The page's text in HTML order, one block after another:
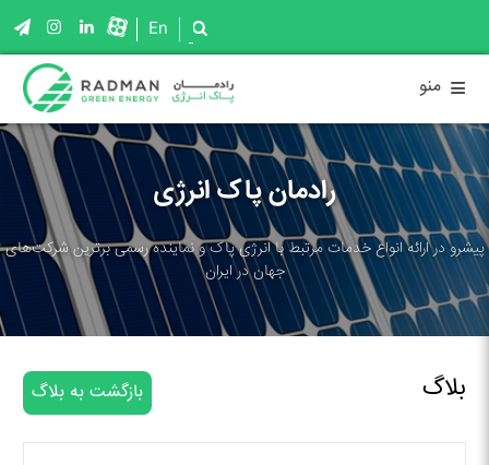
En
≡ منو
رادمان پاک انرژی
پیشرو در ارائه انواع خدمات مرتبط با انرژی پاک و نماینده رسمی برترین شرکت‌های
جهان در ایران
بلاگ بازگشت به بلاگ